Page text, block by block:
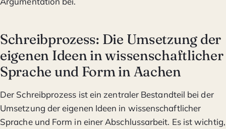
Schreibprozess: Die Umsetzung der
eigenen Ideen in wissenschaftlicher
Sprache und Form in Aachen
Der Schreibprozess ist ein zentraler Bestandteil bei der
Umsetzung der eigenen Ideen in wissenschaftlicher
Sprache und Form in einer Abschlussarbeit. Es ist wichtig,